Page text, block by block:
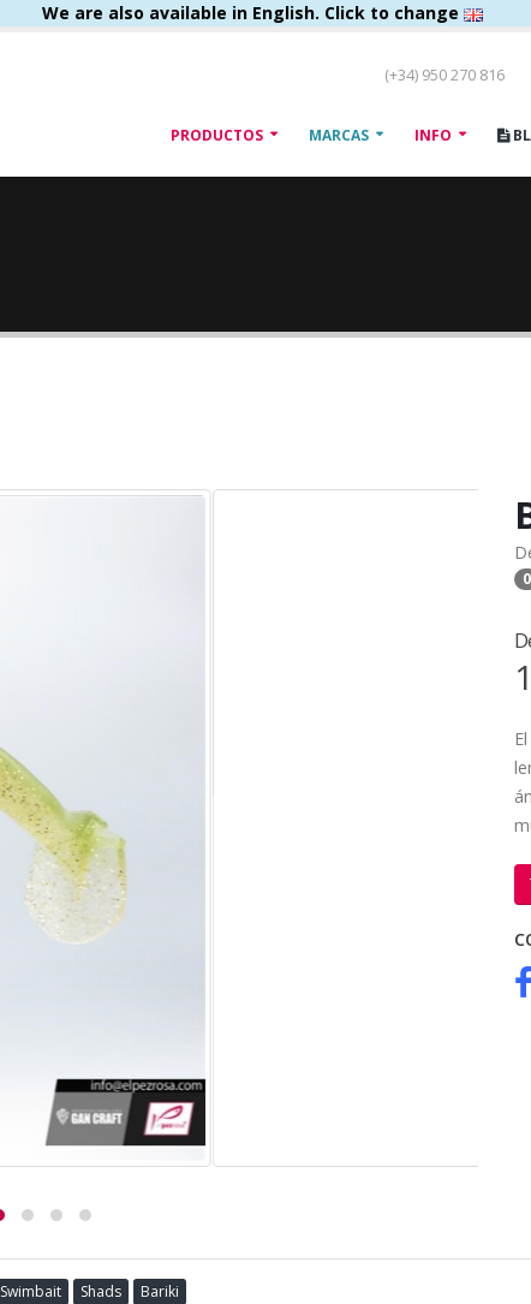
We are also available in English. Click to change
(+34) 950 270 816
PRODUCTOS MARCAS INFO
0
Swimbait Shads Bariki